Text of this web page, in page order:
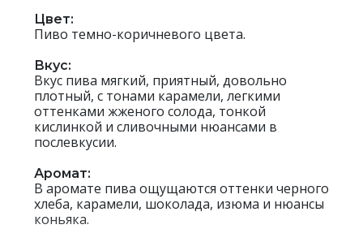
Цвет:
Пиво темно-коричневого цвета.
Вкус:
Вкус пива мягкий, приятный, довольно
плотный, с тонами карамели, легкими
оттенками жженого солода, тонкой
кислинкой и сливочными нюансами в
послевкусии.
Аромат:
В аромате пива ощущаются оттенки черного
хлеба, карамели, шоколада, изюма и нюансы
коньяка.